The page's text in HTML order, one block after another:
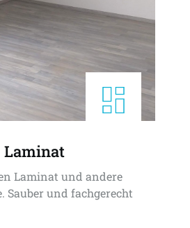
Laminat
Laminat und andere
Sauber und fachgerecht